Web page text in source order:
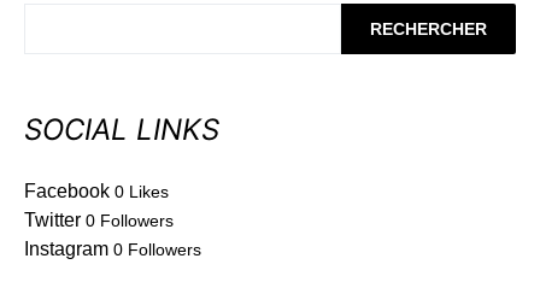
RECHERCHER
SOCIAL LINKS
Facebook 0 Likes
Twitter 0 Followers
Instagram 0 Followers